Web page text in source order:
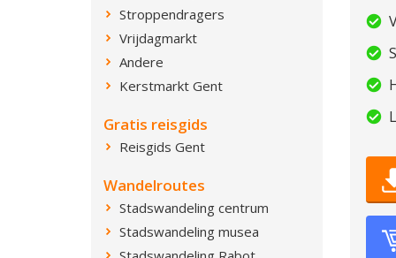
Stroppendragers
Vrijdagmarkt
Andere
Kerstmarkt Gent
Gratis reisgids
Reisgids Gent
Wandelroutes
Stadswandeling centrum
Stadswandeling musea